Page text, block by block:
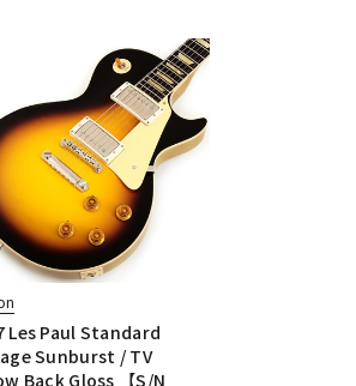
Les Paul Standard
Sunburst / TV
Back Gloss 【S/N